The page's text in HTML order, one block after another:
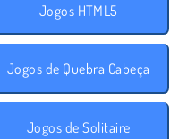
Jogos HTML5
Jogos de Quebra Cabeça
Jogos de Solitaire